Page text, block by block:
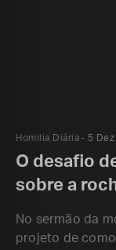
Homilia Diária 5
O desafio
sobre a
No sermão da
projeto de